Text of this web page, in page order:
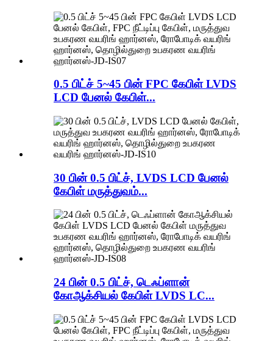
0.5 பிட்ச் 5~45 பின் FPC கேபிள் LVDS
LCD பேனல் கேபிள்...
30 பின் 0.5 பிட்ச், LVDS LCD பேனல்
கேபிள் மருத்துவம்...
24 பின் 0.5 பிட்ச், டெஃப்ளான்
கோஆக்சியல் கேபிள் LVDS LC...